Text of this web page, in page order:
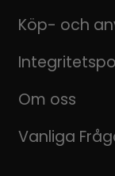
Köp- och
Om oss
Vanliga